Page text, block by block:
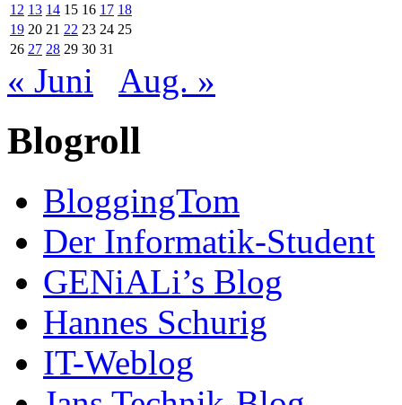
12 13 14 15 16 17 18
19 20 21 22 23 24 25
26 27 28 29 30 31
« Juni Aug. »
Blogroll
BloggingTom
Der Informatik-Student
GENiALi’s Blog
Hannes Schurig
IT-Weblog